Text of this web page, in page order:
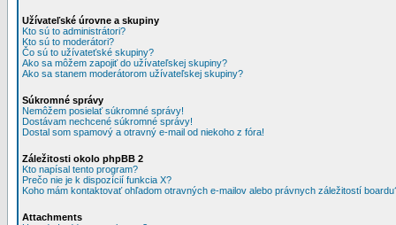
Užívateľské úrovne a skupiny
Kto sú to administrátori?
Kto sú to moderátori?
Čo sú to užívateťské skupiny?
Ako sa môžem zapojiť do užívateľskej skupiny?
Ako sa stanem moderátorom užívateľskej skupiny?
Súkromné správy
Nemôžem posielať súkromné správy!
Dostávam nechcené súkromné správy!
Dostal som spamový a otravný e-mail od niekoho z fóra!
Záležitosti okolo phpBB 2
Kto napísal tento program?
Prečo nie je k dispozícií funkcia X?
Koho mám kontaktovať ohľadom otravných e-mailov alebo právnych záležitostí
Attachments